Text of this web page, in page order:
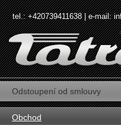
tel.: +420739411638 | e-mail:
Odstoupení od smlouvy
Obchod